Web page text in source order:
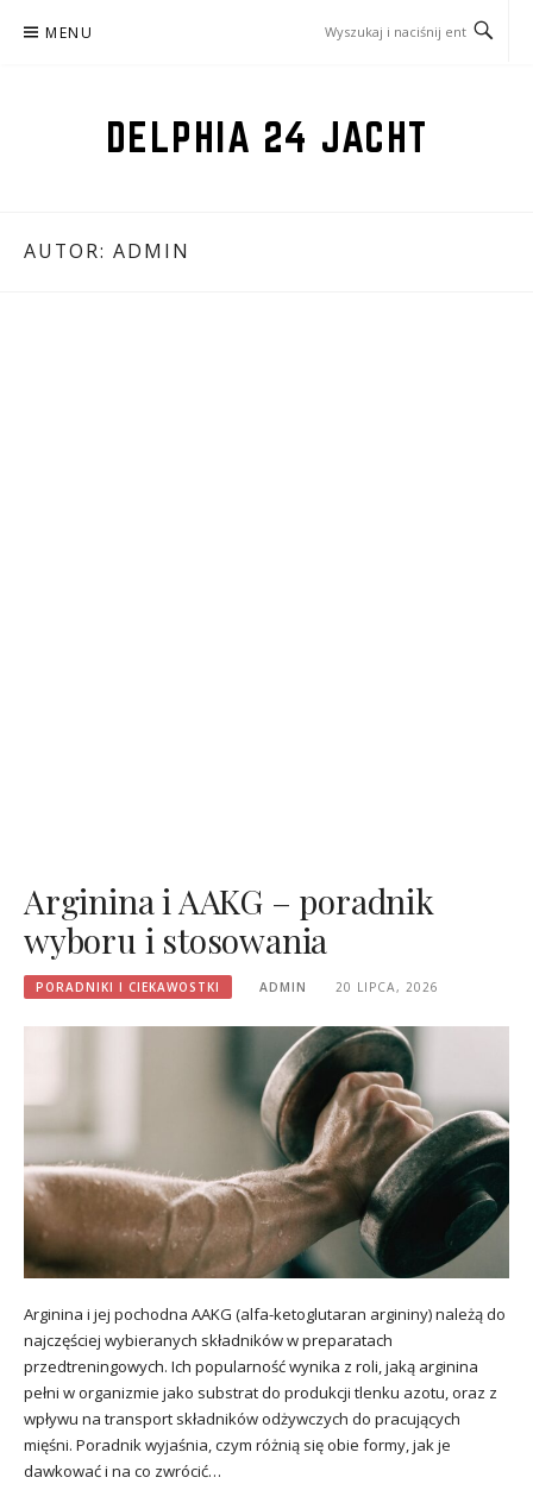
MENU
DELPHIA 24 JACHT
AUTOR: ADMIN
Arginina i AAKG – poradnik
wyboru i stosowania
PORADNIKI I CIEKAWOSTKI ADMIN 20 LIPCA, 2026
Arginina i jej pochodna AAKG (alfa-ketoglutaran argininy) należą do
najczęściej wybieranych składników w preparatach
przedtreningowych. Ich popularność wynika z roli, jaką arginina
pełni w organizmie jako substrat do produkcji tlenku azotu, oraz z
wpływu na transport składników odżywczych do pracujących
mięśni. Poradnik wyjaśnia, czym różnią się obie formy, jak je
dawkować i na co zwrócić…